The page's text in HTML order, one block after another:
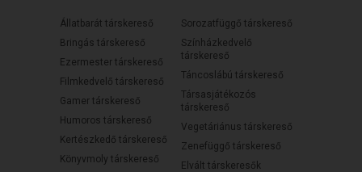
Állatbarát társkereső
Bringás társkereső
Ezermester társkereső
Filmkedvelő társkereső
Gamer társkereső
Humoros társkereső
Kertészkedő társkereső
Könyvmoly társkereső
Sorozatfüggő társkereső
Színházkedvelő
társkereső
Táncoslábú társkereső
Társasjátékozós
társkereső
Vegetáriánus társkereső
Zenefüggő társkereső
Elvált társkeresők